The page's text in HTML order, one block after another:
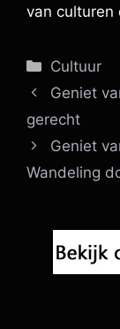
van culturen
Cultuur
Geniet
gerecht
Geniet
Wandeling